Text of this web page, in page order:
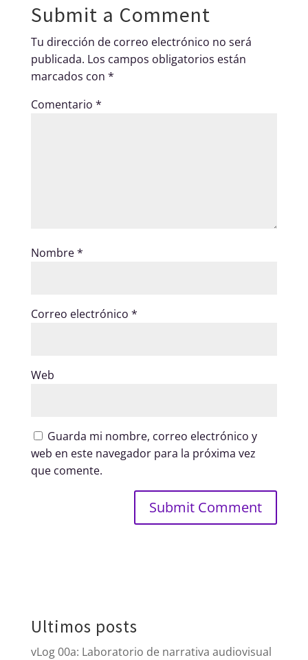
Submit a Comment
Tu dirección de correo electrónico no será
publicada. Los campos obligatorios están
marcados con *
Comentario *
Nombre*
Correo electrónico *
Web
Guarda mi nombre, correo electrónico y
web en este navegador para la próxima vez
que comente.
Ultimos posts
vLog 00a: Laboratorio de narrativa audiovisual